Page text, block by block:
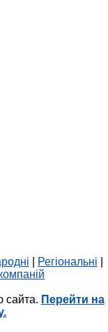
Регіональні
сайта. Перейти на